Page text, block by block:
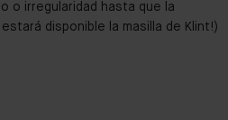
o irregularidad hasta que la
disponible la masilla de Klint!)